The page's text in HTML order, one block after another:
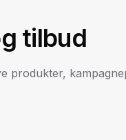
tilbud
produkter,